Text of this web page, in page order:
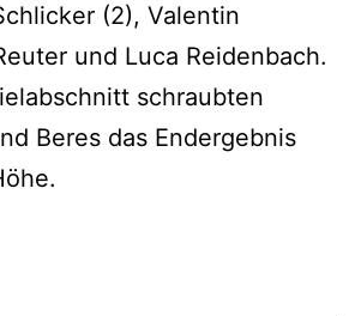
(2), Valentin
und Luca Reidenbach.
schraubten
Beres das Endergebnis